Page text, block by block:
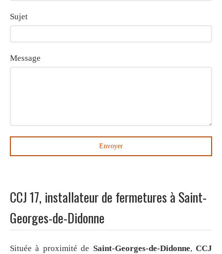
Sujet
Message
Envoyer
CCJ 17, installateur de fermetures à Saint-
Georges-de-Didonne
Située à proximité de Saint-Georges-de-Didonne,CCJ